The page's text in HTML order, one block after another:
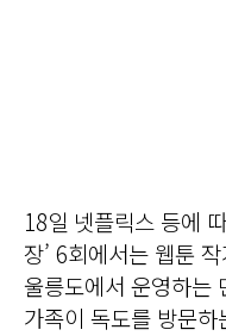
18일 넷플릭스 등에
장’ 6회에서는 웹툰
울릉도에서 운영하는
가족이 독도를 방문